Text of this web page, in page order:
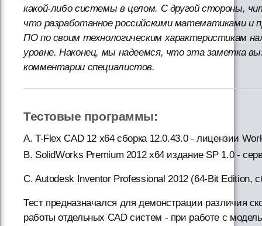
какой-либо системы в целом. С другой стороны,
что разработанное российскими математиками и
ПО по своим технологическим характеристикам
уровне. Наконец, мы надеемся, что эта заметка
комментарии специалистов.
Тестовые программы:
А. T-Flex CAD 12 x64 сборка 12.0.43.0 - лицензии
B. SolidWorks Premium 2012 x64 издание SP 1.0 -
C. Autodesk Inventor Professional 2012 (64-Bit Edition,
Тест предназначался для демонстрации различия
работы отдельных CAD систем - при работе с